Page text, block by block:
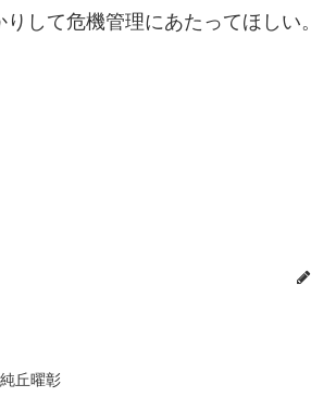
して危機管理にあたってほしい。
丘曜彰